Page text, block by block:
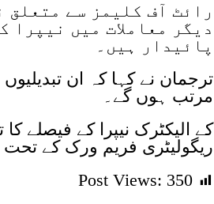
رائٹ آف کلیمز سے متعلق
دیگر معاملات میں نیپرا
پائیدار ہیں۔
ترجمان نے کہا کہ ان
مرتب ہوں گے۔
کے الیکٹرک نیپرا کے فیصلے
ریگولیٹری فریم ورک کے
Post Views: 350